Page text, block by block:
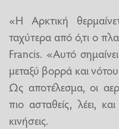
«Η Αρκτική
ταχύτερα από ό,τι ο
Francis. «Αυτό
μεταξύ βορρά και
Ως αποτέλεσμα, οι
πιο ασταθείς, λέει, και
κινήσεις.